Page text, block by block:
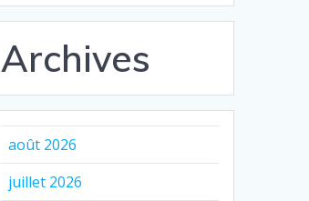
Archives
août 2026
juillet 2026